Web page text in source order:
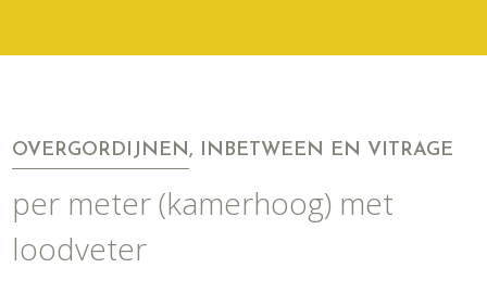
OVERGORDIJNEN, INBETWEEN EN VITRAGE
per meter (kamerhoog) met
loodveter